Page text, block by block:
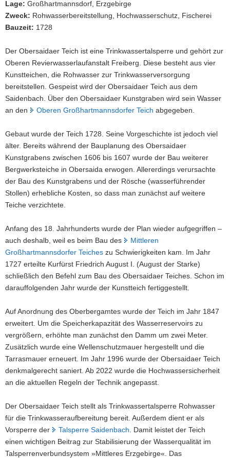
a
Teich
staut
den
und
dient
Vorsperre
der
Talsperre
Saidenbach.
Lage: Großhartmannsdorf, Erzgebirge
Zweck: Rohwasserbereitstellung, Hochwasserschutz, Fischerei
Bauzeit: 1728
Der Obersaidaer Teich ist eine Trinkwassertalsperre und gehört zur
Oberen Revierwasserlaufanstalt Freiberg. Diese besteht aus vier
Kunstteichen, die Rohwasser zur Trinkwasserversorgung
bereitstellen. Gespeist wird der Obersaidaer Teich aus dem
Saidenbach. Über den Obersaidaer Kunstgraben wird sein Wasser
an den
Oberen Großhartmannsdorfer Teich abgegeben.
Gebaut wurde der Teich 1728. Seine Vorgeschichte ist jedoch viel
älter. Bereits während der Bauplanung des Obersaidaer
Kunstgrabens zwischen 1606 bis 1607 wurde der Bau weiterer
Bergwerksteiche in Obersaida erwogen. Allererdings verursachte
der Bau des Kunstgrabens und der Rösche (wasserführender
Stollen) erhebliche Kosten, so dass man zunächst auf weitere
Teiche verzichtete.
Anfang des 18. Jahrhunderts wurde der Plan wieder aufgegriffen –
auch deshalb, weil es beim Bau des
Mittleren
Großhartmannsdorfer Teiches zu Schwierigkeiten kam. Im Jahr
1727 erteilte Kurfürst Friedrich August I. (August der Starke)
schließlich den Befehl zum Bau des Obersaidaer Teiches. Schon im
darauffolgenden Jahr wurde der Kunstteich fertiggestellt.
Auf Anordnung des Oberbergamtes wurde der Teich im Jahr 1847
erweitert. Um die Speicherkapazität des Wasserreservoirs zu
vergrößern, erhöhte man zunächst den Damm um zwei Meter.
Zusätzlich wurde eine Wellenschutzmauer hergestellt und die
Tarrasmauer erneuert. Im Jahr 1996 wurde der Obersaidaer Teich
denkmalgerecht saniert. Ab 2022 wurde die Hochwassersicherheit
an die aktuellen Regeln der Technik angepasst.
Der Obersaidaer Teich stellt als Trinkwassertalsperre Rohwasser
für die Trinkwasseraufbereitung bereit. Außerdem dient er als
Vorsperre der
Talsperre Saidenbach . Damit leistet der Teich
einen wichtigen Beitrag zur Stabilisierung der Wasserqualität im
Talsperrenverbundsystem »Mittleres Erzgebirge«. Das